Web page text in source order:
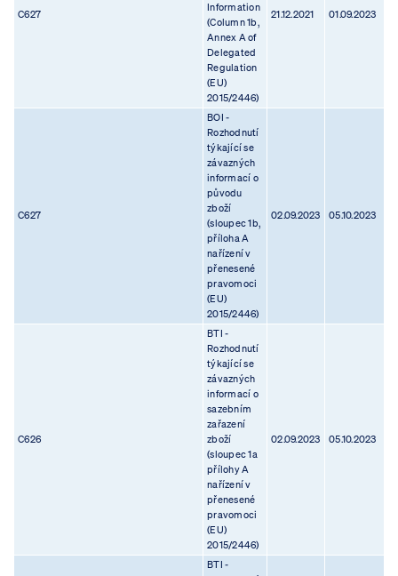
C627
Information
(Column 1b,
Annex A of
Delegated
Regulation
(EU)
2015/2446)
21.12.2021 01.09.2023
C627
BOI -
Rozhodnutí
týkající se
závazných
informací o
původu
zboží
(sloupec 1b,
příloha A
nařízení v
přenesené
pravomoci
(EU)
2015/2446)
02.09.2023 05.10.2023
C626
BTI -
Rozhodnutí
týkající se
závazných
informací o
sazebním
zařazení
zboží
(sloupec 1a
přílohy A
nařízení v
přenesené
pravomoci
(EU)
2015/2446)
02.09.2023 05.10.2023
BTI -